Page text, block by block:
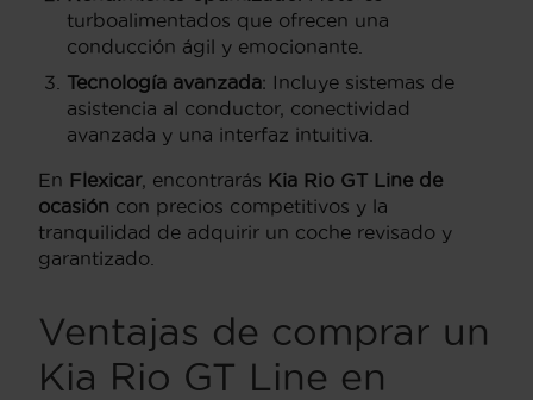
turboalimentados que ofrecen una
conducción ágil y emocionante.
Tecnología avanzada: Incluye sistemas de
asistencia al conductor, conectividad
avanzada y una interfaz intuitiva.
En Flexicar, encontrarás Kia Rio GT Line de
ocasión con precios competitivos y la
tranquilidad de adquirir un coche revisado y
garantizado.
Ventajas de comprar un
Kia Rio GT Line en